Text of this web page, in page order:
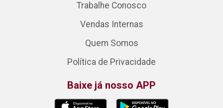
Trabalhe Conosco
Vendas Internas
Quem Somos
Política de Privacidade
Baixe já nosso APP